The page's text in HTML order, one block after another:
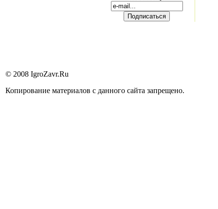
© 2008 IgroZavr.Ru
Копирование материалов с данного сайта запрещено.